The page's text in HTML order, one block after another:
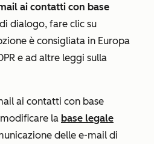
ai contatti con base
dialogo, fare clic su
è consigliata in Europa
e ad altre leggi sulla
ai contatti con base
la base legale
delle e-mail di